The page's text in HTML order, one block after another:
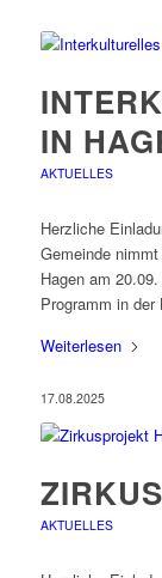
IN
AKTUELLES
Herzliche
Gemeinde
Hagen am
Programm in
Weiterlesen
17.08.2025
AKTUELLES